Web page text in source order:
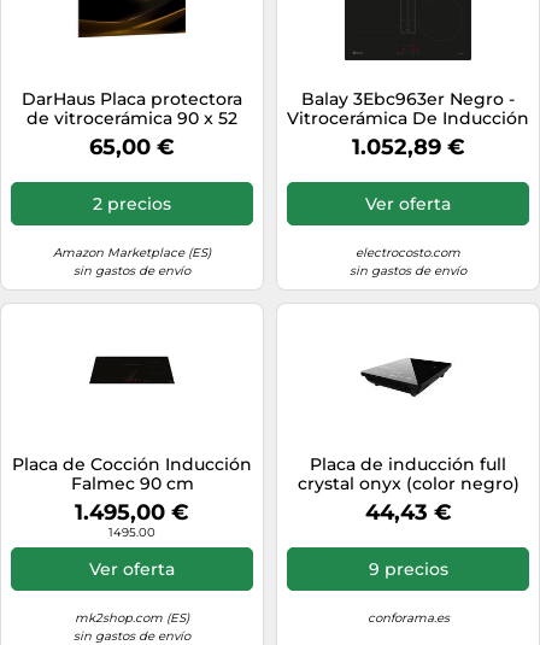
DarHaus Placa protectora
de vitrocerámica 90 x 52
cm 1 pieza cocina eléctrica
universal para inducción
salpicaduras tabla de cortar
de vidrio templado como
65,00 €
2 precios
Amazon Marketplace (ES)
sin gastos de envío
Balay 3Ebc963er Negro -
Vitrocerámica De Inducción
+ Extractor Integrado 60Cm
1.052,89 €
Ver oferta
electrocosto.com
sin gastos de envío
Placa de Cocción Inducción
Falmec 90 cm
P01F9051.00#ZZZN400F
Negro
1.495,00 €
1495.00
Ver oferta
mk2shop.com (ES)
sin gastos de envío
Placa de inducción full
crystal onyx (color negro)
44,43 €
9 precios
conforama.es